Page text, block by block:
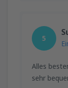
5
Alles
sehr